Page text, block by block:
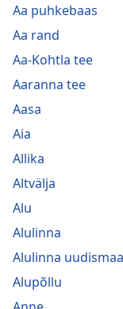
Aa puhkebaas
Aa rand
Aa-Kohtla tee
Aaranna tee
Aasa
Aia
Allika
Altvälja
Alu
Alulinna
Alulinna
Alupõllu